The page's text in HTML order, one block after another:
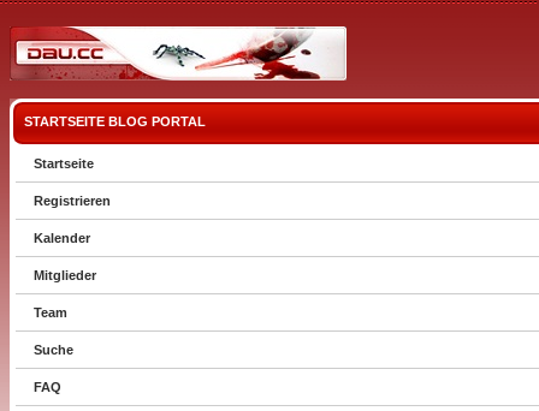
STARTSEITE BLOG PORTAL
Startseite
Registrieren
Kalender
Mitglieder
Team
Suche
FAQ